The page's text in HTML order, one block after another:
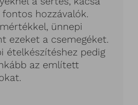
hozzávalók.
ünnepi
ezeket a csemegéket.
ételkészítéshez pedig
az említett